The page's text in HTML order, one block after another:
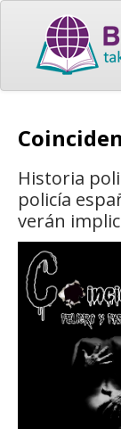
Historia
policía
verán